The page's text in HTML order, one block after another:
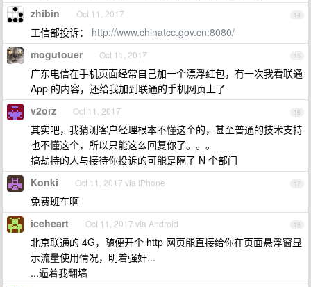
14
zhibin Oct 11, 2017
工信部投诉： http://www.chinatcc.gov.cn:8080/
15
mogutouer Oct 11, 2017
广东电信在手机页面经常自己加一个漂浮红包，有一次我看联通
App 的内容，还给我加到联通的手机网页上了
16
v2orz Oct 11, 2017
其实吧，我猜测客户经理根本不懂这个的，甚至普通的技术支持
也不懂这个，所以只能这么回复你了。。。
搞劫持的人与接待你投诉的可能是隔了 N 个部门
17
Konki Oct 11, 2017 via iPhone
免费班车啊
18
iceheart Oct 11, 2017 via Android
北京联通的 4G，随便开个 http 网页能直接给你在页面悬浮窗显
示流量使用情况，明着强奸...
...逼着我翻墙